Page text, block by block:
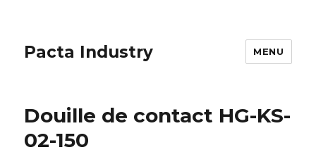
Pacta Industry MENU
Douille de contact HG-KS-
02-150